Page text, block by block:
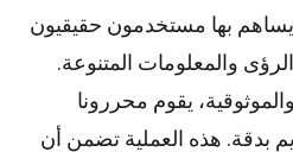
بها مستخدمون حقيقيون
والمعلومات المتنوعة.
يقوم محررونا
بدقة. هذه العملية تضمن أن